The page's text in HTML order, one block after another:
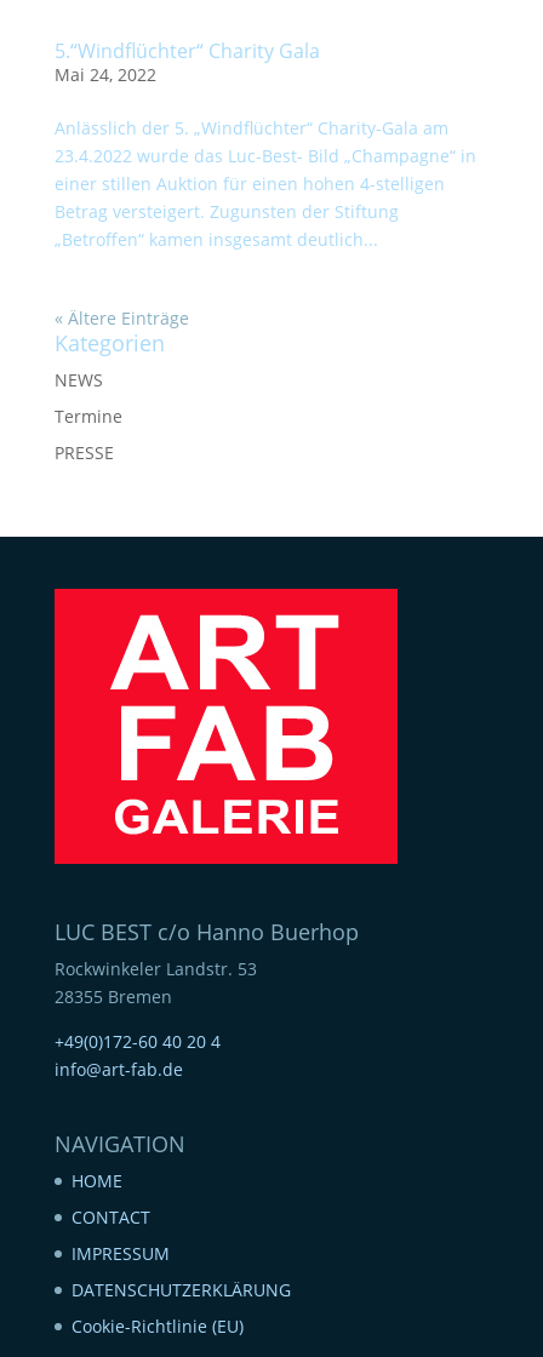
5.“Windflüchter“ Charity Gala
Mai 24, 2022
Anlässlich der 5. „Windflüchter“ Charity-Gala am
23.4.2022 wurde das Luc-Best- Bild „Champagne“ in
einer stillen Auktion für einen hohen 4-stelligen
Betrag versteigert. Zugunsten der Stiftung
„Betroffen“ kamen insgesamt deutlich...
« Ältere Einträge
Kategorien
NEWS
Termine
PRESSE
LUC BEST c/o Hanno Buerhop
Rockwinkeler Landstr. 53
28355 Bremen
+49(0)172-60 40 20 4
info@art-fab.de
NAVIGATION
HOME
CONTACT
IMPRESSUM
DATENSCHUTZERKLÄRUNG
Cookie-Richtlinie (EU)